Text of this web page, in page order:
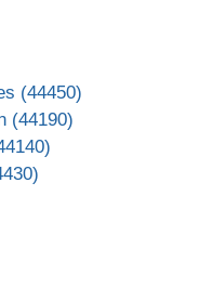
(44450)
(44190)